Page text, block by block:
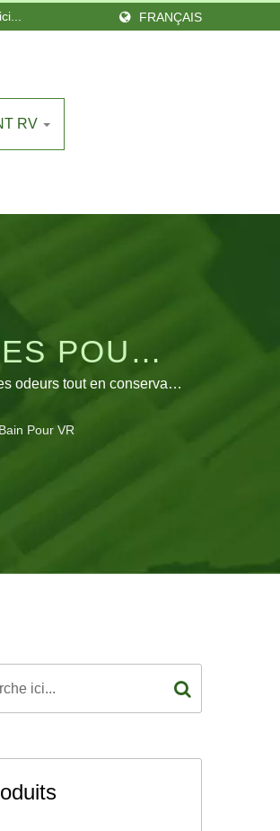
FRANÇAIS
RV
POUR
odeurs tout en conservant
Pour VR